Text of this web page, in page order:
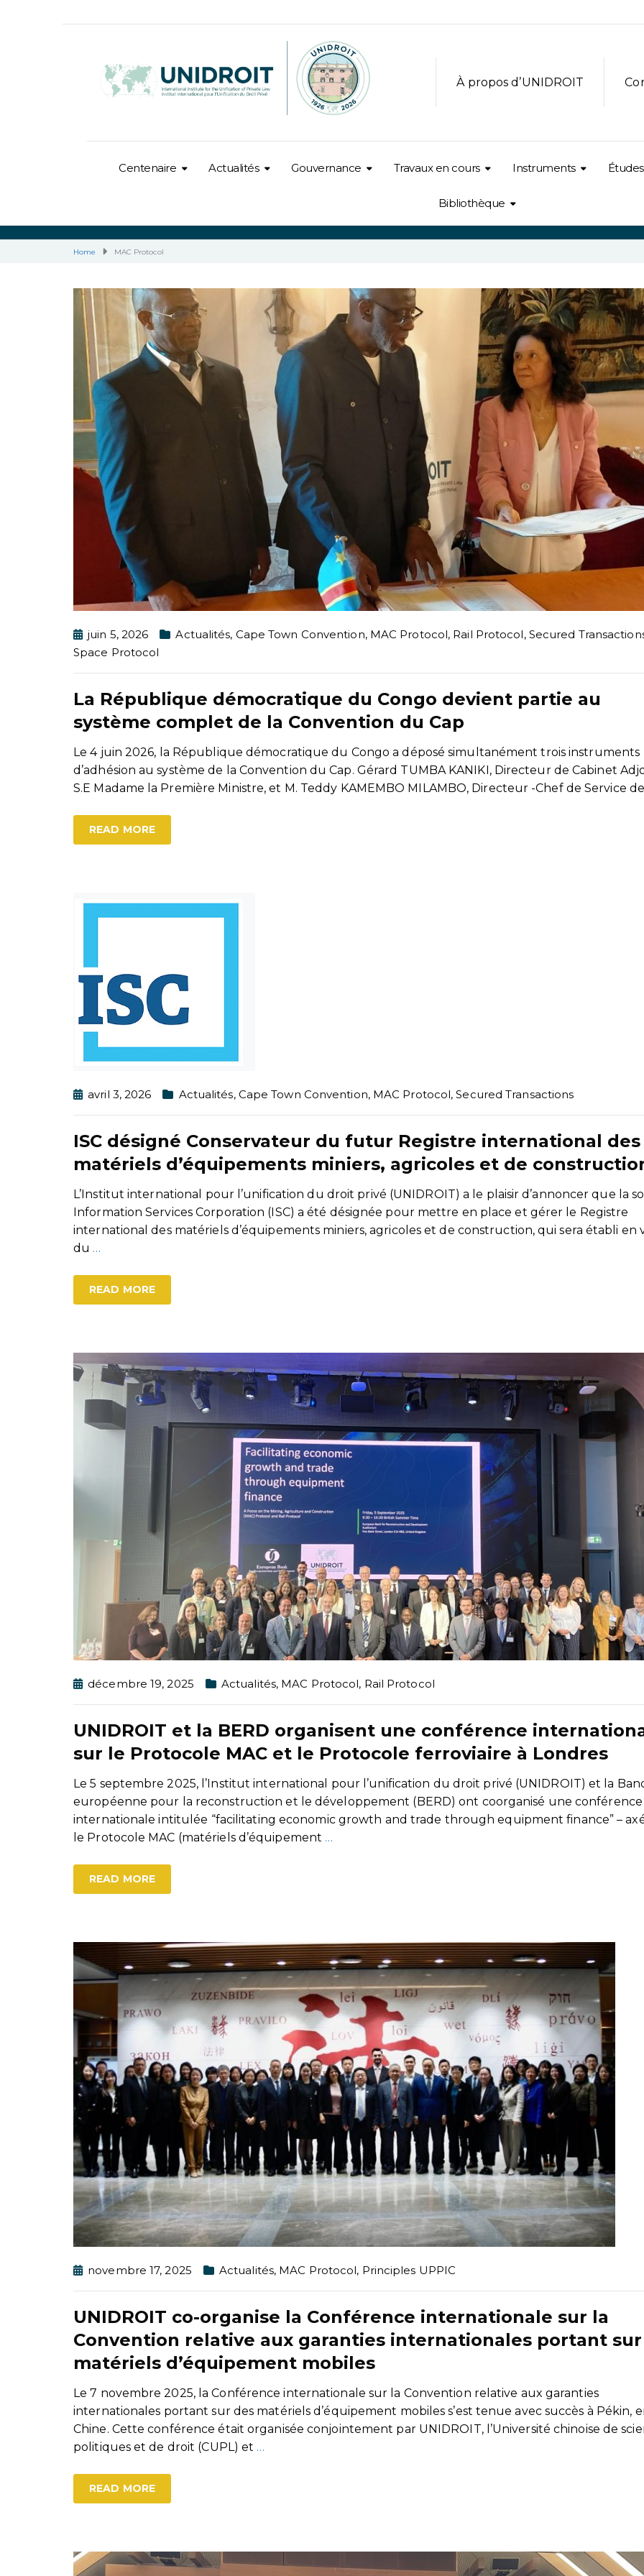
À propos d’UNIDROIT
Centenaire Actualités Gouvernance Travaux en cours Instruments Études
Bibliothèque
Home MAC Protocol
juin 5, 2026 Actualités, Cape Town Convention, MAC Protocol, Rail Protocol, Secured
Space Protocol
La République démocratique du Congo devient partie au
système complet de la Convention du Cap
Le 4 juin 2026, la République démocratique du Congo a déposé simultanément trois instruments
d’adhésion au système de la Convention du Cap. Gérard TUMBA KANIKI, Directeur de Cabinet
S.E Madame la Première Ministre, et M. Teddy KAMEMBO MILAMBO, Directeur -Chef de Service
READ MORE
avril 3, 2026 Actualités, Cape Town Convention, MAC Protocol,Secured Transactions
ISC désigné Conservateur du futur Registre international des
matériels d’équipements miniers, agricoles et de
L’Institut international pour l’unification du droit privé (UNIDROIT) a le plaisir d’annoncer que la
Information Services Corporation (ISC) a été désignée pour mettre en place et gérer le Registre
international des matériels d’équipements miniers, agricoles et de construction, qui sera établi en
du …
READ MORE
décembre 19, 2025 Actualités, MAC Protocol, Rail Protocol
UNIDROIT et la BERD organisent une conférence
sur le Protocole MAC et le Protocole ferroviaire à Londres
Le 5 septembre 2025, l’Institut international pour l’unification du droit privé (UNIDROIT) et la
européenne pour la reconstruction et le développement (BERD) ont coorganisé une conférence
internationale intitulée “facilitating economic growth and trade through equipment finance” –
le Protocole MAC (matériels d’équipement …
READ MORE
novembre 17, 2025 Actualités, MAC Protocol, Principles UPPIC
UNIDROIT co-organise la Conférence internationale sur la
Convention relative aux garanties internationales portant
matériels d’équipement mobiles
Le 7 novembre 2025, la Conférence internationale sur la Convention relative aux garanties
internationales portant sur des matériels d’équipement mobiles s’est tenue avec succès à Pékin,
Chine. Cette conférence était organisée conjointement par UNIDROIT, l’Université chinoise de
politiques et de droit (CUPL) et …
READ MORE